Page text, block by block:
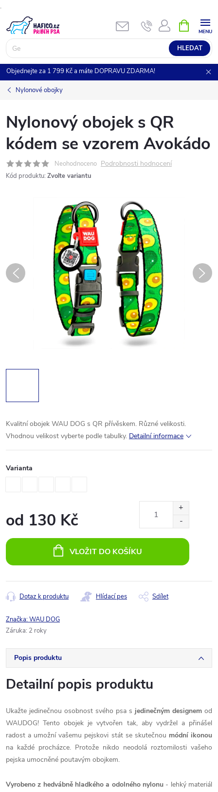
.
na
obsah
HLEDAT
NÁKUPNÍ
KOŠÍK
Objednejte za 1 799 Kč a máte DOPRAVU ZDARMA!
Nylonové obojky
Nylonový obojek s QR
kódem se vzorem Avokádo
Neohodnoceno Podrobnosti hodnocení
Kód produktu: Zvolte variantu
Kvalitní obojek WAU DOG s QR přívěskem. Různé velikosti.
Vhodnou velikost vyberte podle tabulky. Detailní informace
Varianta
od 130 Kč
cena:
VLOŽIT DO KOŠÍKU
Dotaz k produktu Hlídací pes Sdílet
Značka:WAU DOG
Záruka: 2 roky
Popis produktu
Detailní popis produktu
Ukažte jedinečnou osobnost svého psa s jedinečným designem od
WAUDOG! Tento obojek je vytvořen tak, aby vydržel a přinášel
radost a umožní vašemu pejskovi stát se skutečnou módní ikonou
na každé procházce. Protože nikdo neodolá roztomilosti vašeho
pejska umocněné poutavým obojkem.
Vyrobeno z hedvábně hladkého a odolného nylonu - lehký materiál